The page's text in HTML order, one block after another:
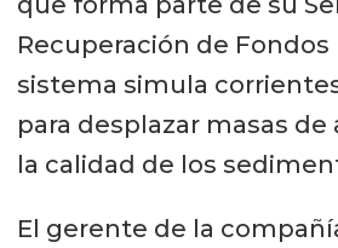
Recuperación de Fondos
sistema simula
para desplazar masas de
la calidad de los
El gerente de la